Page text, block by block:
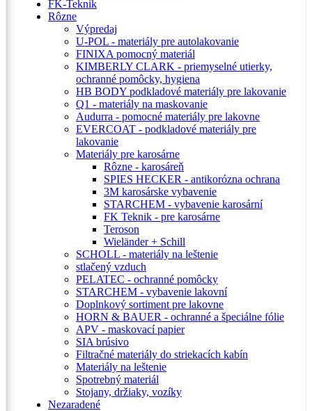
FK-Teknik
Rôzne
Výpredaj
U-POL - materiály pre autolakovanie
FINIXA pomocný materiál
KIMBERLY CLARK - priemyselné utierky,
ochranné pomôcky, hygiena
HB BODY podkladové materiály pre lakovanie
Q1 - materiály na maskovanie
Audurra - pomocné materiály pre lakovne
EVERCOAT - podkladové materiály pre
lakovanie
Materiály pre karosárne
Rôzne - karosáreň
SPIES HECKER - antikorózna ochrana
3M karosárske vybavenie
STARCHEM - vybavenie karosární
FK Teknik - pre karosárne
Teroson
Wieländer + Schill
SCHOLL - materiály na leštenie
stlačený vzduch
PELATEC - ochranné pomôcky
STARCHEM - vybavenie lakovní
Doplnkový sortiment pre lakovne
HORN & BAUER - ochranné a špeciálne fólie
APV - maskovací papier
SIA brúsivo
Filtračné materiály do striekacích kabín
Materiály na leštenie
Spotrebný materiál
Stojany, držiaky, vozíky
Nezaradené